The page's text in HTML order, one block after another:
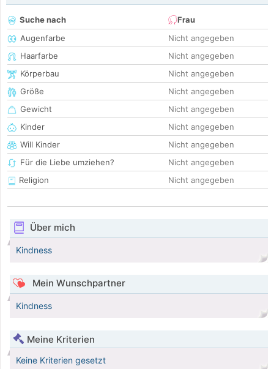
Suche nach
Frau
Augenfarbe
Nicht angegeben
Haarfarbe
Nicht angegeben
Körperbau
Nicht angegeben
Größe
Nicht angegeben
Gewicht
Nicht angegeben
Kinder
Nicht angegeben
Will Kinder
Nicht angegeben
Für die Liebe umziehen?
Nicht angegeben
Religion
Nicht angegeben
Über mich
Kindness
Mein Wunschpartner
Kindness
Meine Kriterien
Keine Kriterien gesetzt